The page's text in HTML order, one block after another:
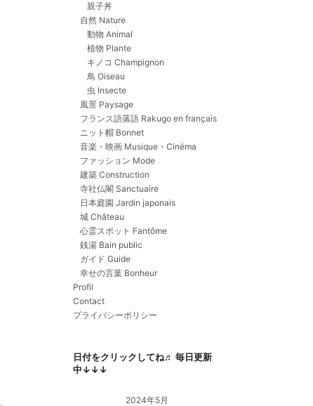
親子丼
自然 Nature
動物 Animal
植物 Plante
キノコ Champignon
鳥 Oiseau
虫 Insecte
風景 Paysage
フランス語落語 Rakugo en français
ニット帽 Bonnet
音楽・映画 Musique・Cinéma
ファッション Mode
建築 Construction
寺社仏閣 Sanctuaire
日本庭園 Jardin japonais
城 Château
心霊スポット Fantôme
銭湯 Bain public
ガイド Guide
幸せの言葉 Bonheur
Profil
Contact
プライバシーポリシー
日付をクリックしてね♬ 毎日更新
中↓↓↓
2024年5月